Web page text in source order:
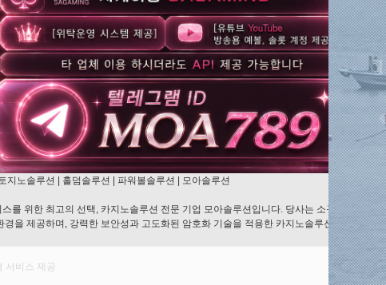
지노솔루션 | 홀덤솔루션 | 파워볼솔루션 | 모아솔루션
를 위한 최고의 선택, 카지노솔루션 전문 기업 모아솔루션입니다. 당사는 소규모부터 대
경을 제공하며, 강력한 보안성과 고도화된 암호화 기술을 적용한 카지노솔루션을 구축해
서비스 제공